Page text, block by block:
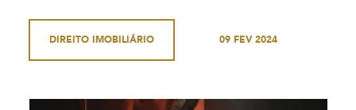
DIREITO IMOBILIÁRIO 09 FEV 2024